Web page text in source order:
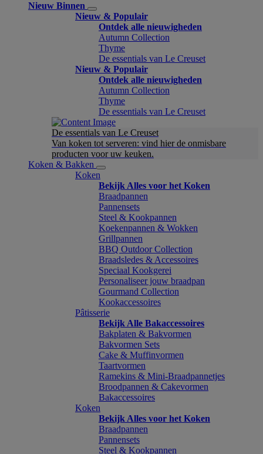
Nieuw Binnen
Nieuw & Populair
Ontdek alle nieuwigheden
Autumn Collection
Thyme
De essentials van Le Creuset
Nieuw & Populair
Ontdek alle nieuwigheden
Autumn Collection
Thyme
De essentials van Le Creuset
De essentials van Le Creuset
Van koken tot serveren: vind hier de onmisbare
producten voor uw keuken.
Koken & Bakken
Koken
Bekijk Alles voor het Koken
Braadpannen
Pannensets
Steel & Kookpannen
Koekenpannen & Wokken
Grillpannen
BBQ Outdoor Collection
Braadsledes & Accessoires
Speciaal Kookgerei
Personaliseer jouw braadpan
Gourmand Collection
Kookaccessoires
Pâtisserie
Bekijk Alle Bakaccessoires
Bakplaten & Bakvormen
Bakvormen Sets
Cake & Muffinvormen
Taartvormen
Ramekins & Mini-Braadpannetjes
Broodpannen & Cakevormen
Bakaccessoires
Koken
Bekijk Alles voor het Koken
Braadpannen
Pannensets
Steel & Kookpannen